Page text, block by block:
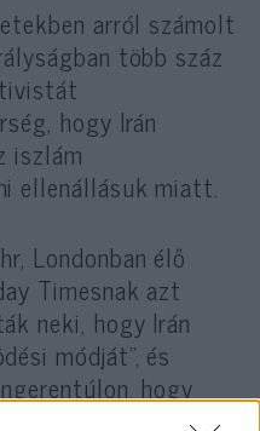
arról számolt
több száz
hogy Irán
iszlám
ellenállásuk miatt.
Londonban élő
Timesnak azt
neki, hogy Irán
módját”, és
hogy